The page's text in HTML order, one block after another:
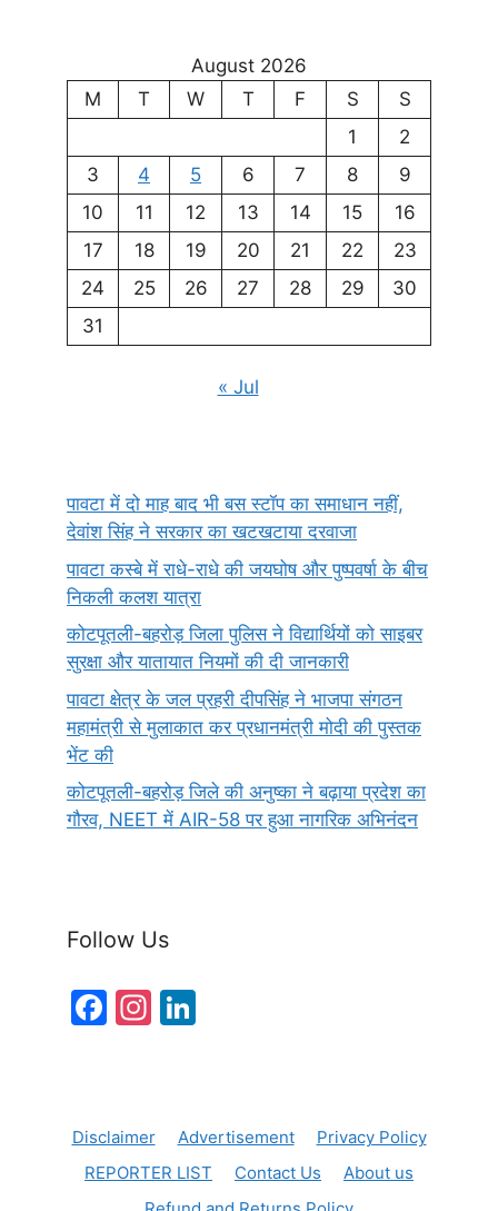
August 2026
M
T W T F S
S
1
2
3
4 5 6 7 8
9
10
11 12 13 14 15
16
17
18 19 20 21 22
23
24
25 26 27 28 29
30
31
« Jul
पावटा में दो माह बाद भी बस स्टॉप का समाधान नहीं,
देवांश सिंह ने सरकार का खटखटाया दरवाजा
पावटा कस्बे में राधे-राधे की जयघोष और पुष्पवर्षा के बीच
निकली कलश यात्रा
कोटपूतली-बहरोड़ जिला पुलिस ने विद्यार्थियों को साइबर
सुरक्षा और यातायात नियमों की दी जानकारी
पावटा क्षेत्र के जल प्रहरी दीपसिंह ने भाजपा संगठन
महामंत्री से मुलाकात कर प्रधानमंत्री मोदी की पुस्तक
भेंट की
कोटपूतली-बहरोड़ जिले की अनुष्का ने बढ़ाया प्रदेश का
गौरव, NEET में AIR-58 पर हुआ नागरिक अभिनंदन
Follow Us
F
b
o
In
a
m
dI
n
Disclaimer Advertisement
Privacy Policy
REPORTER LIST
Contact Us
About us